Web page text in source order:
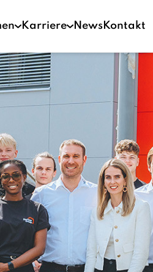
Karriere NewsKontakt